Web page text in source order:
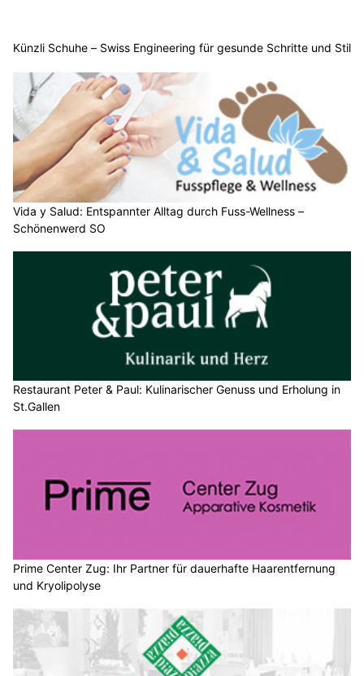
Künzli Schuhe – Swiss Engineering für gesunde Schritte und Stil
Vida y Salud: Entspannter Alltag durch Fuss-Wellness –
Schönenwerd SO
Restaurant Peter & Paul: Kulinarischer Genuss und Erholung in
St.Gallen
Prime Center Zug: Ihr Partner für dauerhafte Haarentfernung
und Kryolipolyse